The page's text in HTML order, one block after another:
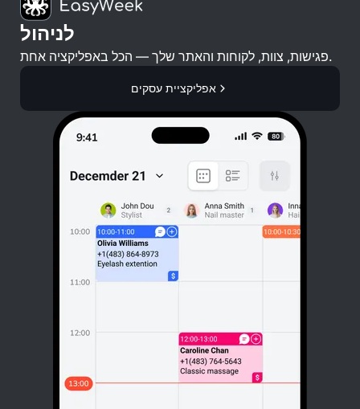
לניהול
פגישות, צוות, לקוחות והאתר שלך — הכל באפליקציה אחת.
אפליקציית עסקים